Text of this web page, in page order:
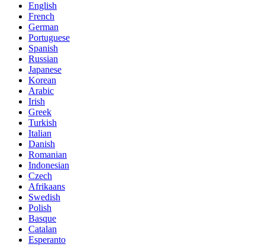
English
French
German
Portuguese
Spanish
Russian
Japanese
Korean
Arabic
Irish
Greek
Turkish
Italian
Danish
Romanian
Indonesian
Czech
Afrikaans
Swedish
Polish
Basque
Catalan
Esperanto